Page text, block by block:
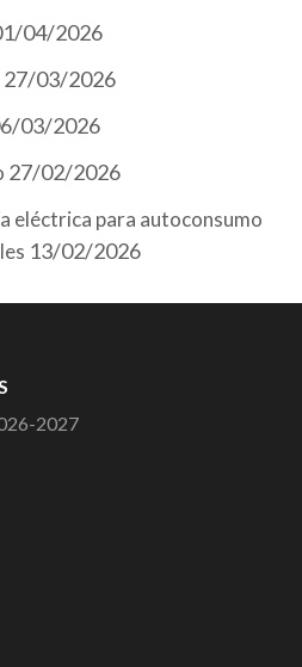
04/2026
27/03/2026
03/2026
27/02/2026
eléctrica para autoconsumo
13/02/2026
2027